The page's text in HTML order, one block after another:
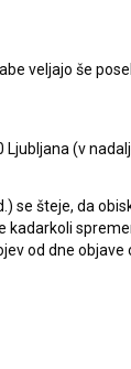
veljajo še
(v
se šteje, da
kadarkoli
od dne